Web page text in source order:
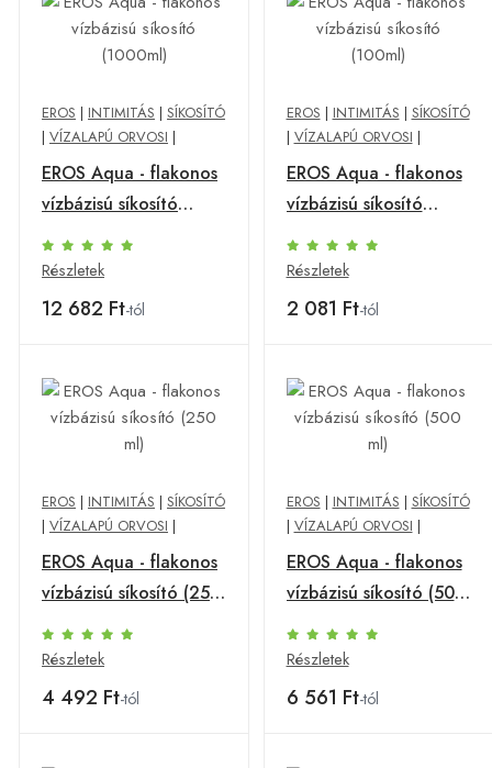
EROS | INTIMITÁS | SÍKOSÍTÓ
| VÍZALAPÚ ORVOSI |
EROS Aqua - flakonos
vízbázisú síkosító
(1000ml)
Részletek
12 682 Ft-tól
EROS | INTIMITÁS | SÍKOSÍTÓ
| VÍZALAPÚ ORVOSI |
EROS Aqua - flakonos
vízbázisú síkosító
(100ml)
Részletek
2 081 Ft-tól
EROS | INTIMITÁS | SÍKOSÍTÓ
| VÍZALAPÚ ORVOSI |
EROS Aqua - flakonos
vízbázisú síkosító (250
ml)
Részletek
4 492 Ft-tól
EROS | INTIMITÁS | SÍKOSÍTÓ
| VÍZALAPÚ ORVOSI |
EROS Aqua - flakonos
vízbázisú síkosító (500
ml)
Részletek
6 561 Ft-tól